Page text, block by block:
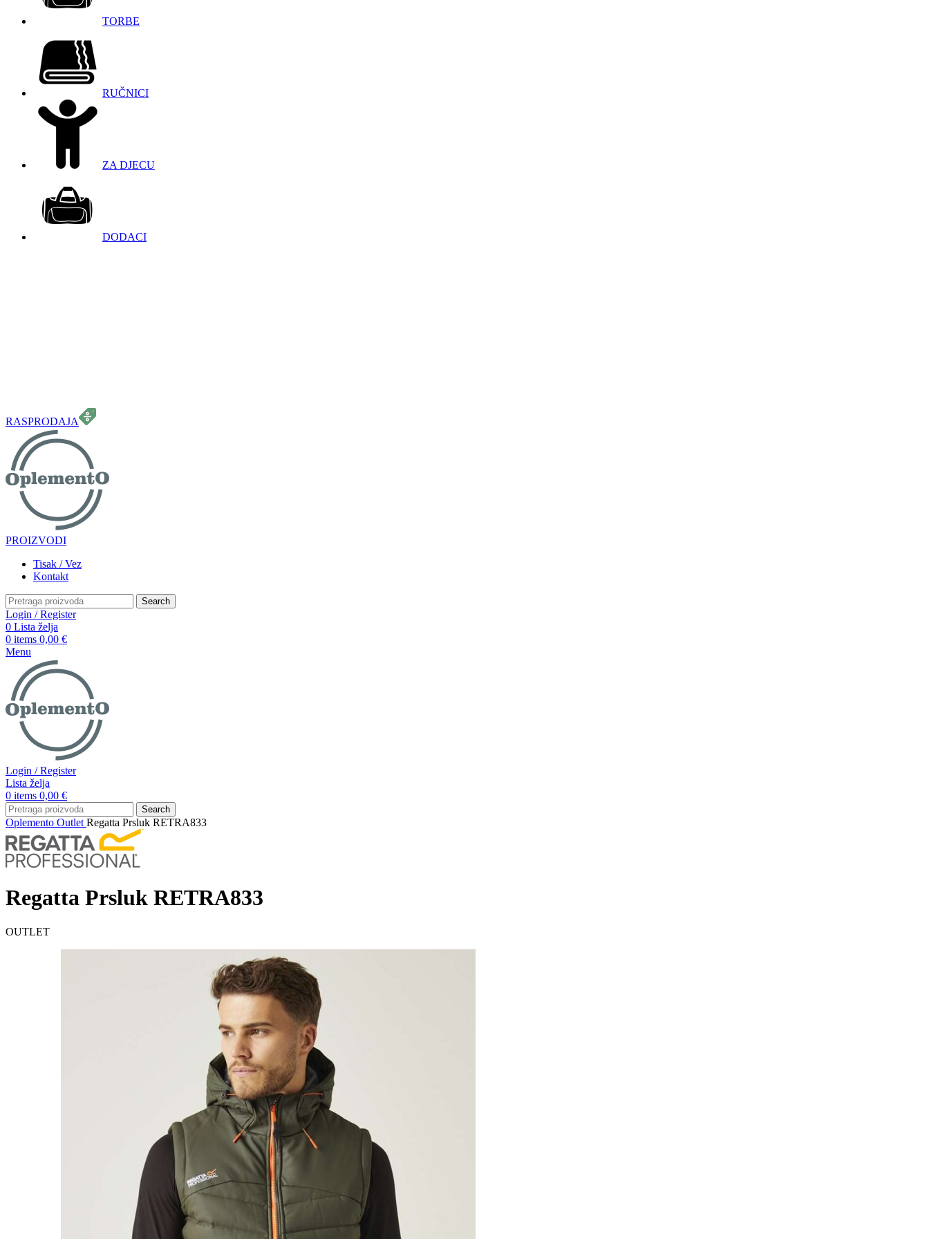
TORBE
RUČNICI
ZA DJECU
DODACI
RASPRODAJA
PROIZVODI
Tisak / Vez
Kontakt
Search
Login / Register
0 Lista želja
0 items 0,00 €
Menu
Login / Register
Lista želja
0 items 0,00 €
Search
Oplemento Outlet Regatta Prsluk RETRA833
Regatta Prsluk RETRA833
OUTLET